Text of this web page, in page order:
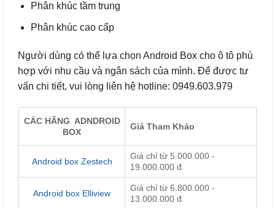
Phân khúc tầm trung
Phân khúc cao cấp
Người dùng có thể lựa chọn Android Box cho ô tô phù
hợp với nhu cầu và ngân sách của mình. Để được tư
vấn chi tiết, vui lòng liên hệ hotline: 0949.603.979
CÁC HÃNG ADNDROID
BOX
Giá Tham Khảo
Android box Zestech
Giá chỉ từ 5.000.000 -
19.000.000 đ
Android box Elliview
Giá chỉ từ 6.800.000 -
13.000.000 đ